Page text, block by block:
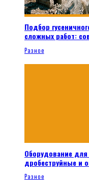
Подбор
сложных работ:
Разное
Оборудование для
дробеструйные и
Разное